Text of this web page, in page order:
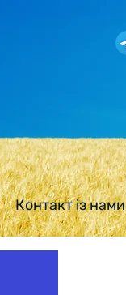
Контакт із нами